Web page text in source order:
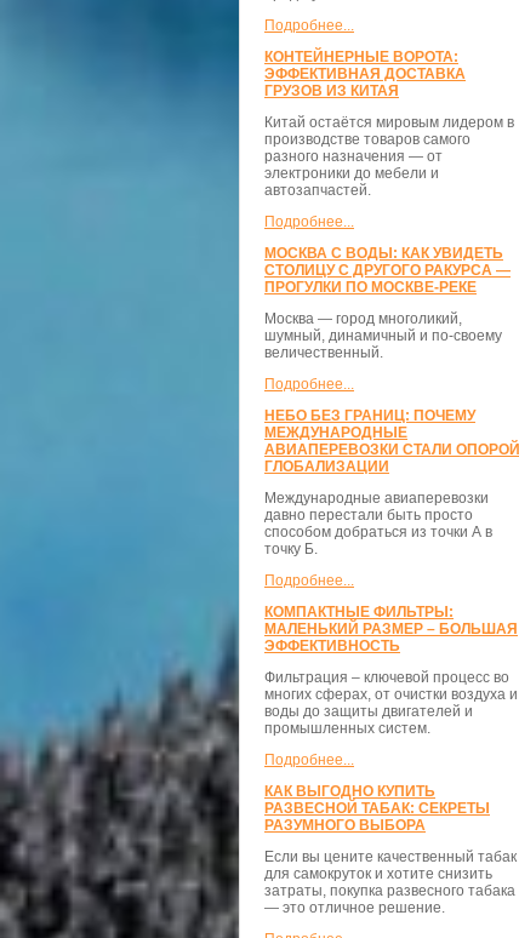
Подробнее...
КОНТЕЙНЕРНЫЕ ВОРОТА:
ЭФФЕКТИВНАЯ ДОСТАВКА
ГРУЗОВ ИЗ КИТАЯ
Китай остаётся мировым лидером в
производстве товаров самого
разного назначения — от
электроники до мебели и
автозапчастей.
Подробнее...
МОСКВА С ВОДЫ: КАК УВИДЕТЬ
СТОЛИЦУ С ДРУГОГО РАКУРСА —
ПРОГУЛКИ ПО МОСКВЕ-РЕКЕ
Москва — город многоликий,
шумный, динамичный и по-своему
величественный.
Подробнее...
НЕБО БЕЗ ГРАНИЦ: ПОЧЕМУ
МЕЖДУНАРОДНЫЕ
АВИАПЕРЕВОЗКИ СТАЛИ ОПОРОЙ
ГЛОБАЛИЗАЦИИ
Международные авиаперевозки
давно перестали быть просто
способом добраться из точки А в
точку Б.
Подробнее...
КОМПАКТНЫЕ ФИЛЬТРЫ:
МАЛЕНЬКИЙ РАЗМЕР – БОЛЬШАЯ
ЭФФЕКТИВНОСТЬ
Фильтрация – ключевой процесс во
многих сферах, от очистки воздуха и
воды до защиты двигателей и
промышленных систем.
Подробнее...
КАК ВЫГОДНО КУПИТЬ
РАЗВЕСНОЙ ТАБАК: СЕКРЕТЫ
РАЗУМНОГО ВЫБОРА
Если вы цените качественный табак
для самокруток и хотите снизить
затраты, покупка развесного табака
— это отличное решение.